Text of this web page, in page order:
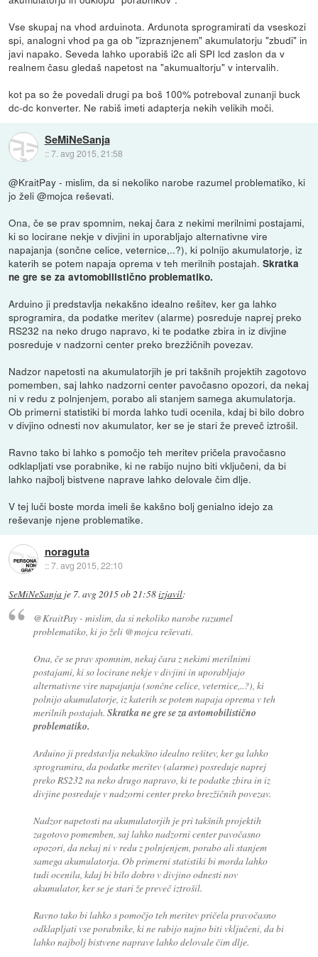
Vse skupaj na vhod arduinota. Ardunota sprogramirati da vseskozi
spi, analogni vhod pa ga ob "izpraznjenem" akumulatorju "zbudi" in
javi napako. Seveda lahko uporabiš i2c ali SPI lcd zaslon da v
realnem času gledaš napetost na "akumualtorju" v intervalih.
kot pa so že povedali drugi pa boš 100% potreboval zunanji buck
dc-dc konverter. Ne rabiš imeti adapterja nekih velikih moči.
SeMiNeSanja
::7. avg 2015, 21:58
@KraitPay - mislim, da si nekoliko narobe razumel problematiko, ki
jo želi @mojca reševati.
Ona, če se prav spomnim, nekaj čara z nekimi merilnimi postajami,
ki so locirane nekje v divjini in uporabljajo alternativne vire
napajanja (sončne celice, veternice,..?), ki polnijo akumulatorje, iz
katerih se potem napaja oprema v teh merilnih postajah.Skratka
ne gre se za avtomobilistično problematiko.
Arduino ji predstavlja nekakšno idealno rešitev, ker ga lahko
sprogramira, da podatke meritev (alarme) posreduje naprej preko
RS232 na neko drugo napravo, ki te podatke zbira in iz divjine
posreduje v nadzorni center preko brezžičnih povezav.
Nadzor napetosti na akumulatorjih je pri takšnih projektih zagotovo
pomemben, saj lahko nadzorni center pavočasno opozori, da nekaj
ni v redu z polnjenjem, porabo ali stanjem samega akumulatorja.
Ob primerni statistiki bi morda lahko tudi ocenila, kdaj bi bilo dobro
v divjino odnesti nov akumulator, ker se je stari že preveč iztrošil.
Ravno tako bi lahko s pomočjo teh meritev pričela pravočasno
odklapljati vse porabnike, ki ne rabijo nujno biti vključeni, da bi
lahko najbolj bistvene naprave lahko delovale čim dlje.
V tej luči boste morda imeli še kakšno bolj genialno idejo za
reševanje njene problematike.
noraguta
::7. avg 2015, 22:10
SeMiNeSanja je 7. avg 2015 ob 21:58izjavil:
@KraitPay - mislim, da si nekoliko narobe razumel
problematiko, ki jo želi @mojca reševati.
Ona, če se prav spomnim, nekaj čara z nekimi merilnimi
postajami, ki so locirane nekje v divjini in uporabljajo
alternativne vire napajanja (sončne celice, veternice,..?), ki
polnijo akumulatorje, iz katerih se potem napaja oprema v teh
merilnih postajah. Skratka ne gre se za avtomobilistično
problematiko.
Arduino ji predstavlja nekakšno idealno rešitev, ker ga lahko
sprogramira, da podatke meritev (alarme) posreduje naprej
preko RS232 na neko drugo napravo, ki te podatke zbira in iz
divjine posreduje v nadzorni center preko brezžičnih povezav.
Nadzor napetosti na akumulatorjih je pri takšnih projektih
zagotovo pomemben, saj lahko nadzorni center pavočasno
opozori, da nekaj ni v redu z polnjenjem, porabo ali stanjem
samega akumulatorja. Ob primerni statistiki bi morda lahko
tudi ocenila, kdaj bi bilo dobro v divjino odnesti nov
akumulator, ker se je stari že preveč iztrošil.
Ravno tako bi lahko s pomočjo teh meritev pričela pravočasno
odklapljati vse porabnike, ki ne rabijo nujno biti vključeni, da bi
lahko najbolj bistvene naprave lahko delovale čim dlje.